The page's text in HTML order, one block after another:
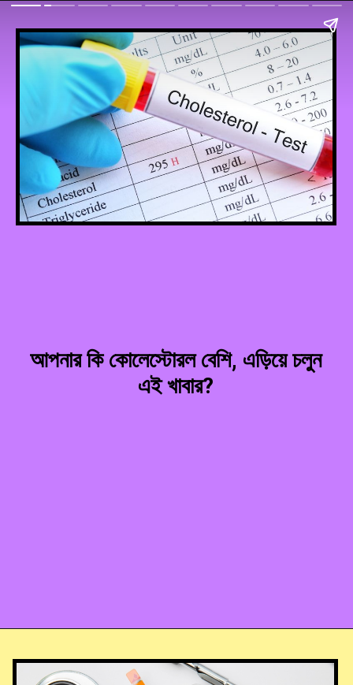
আপনার কি কোলেস্টোরল বেশি, এড়িয়ে চলুন
এই খাবার?